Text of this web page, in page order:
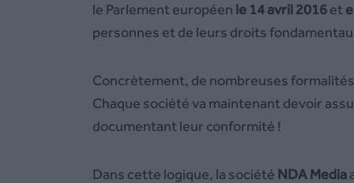
le Parlement européen le 14 avril 2016et
personnes et de leurs droits
Concrètement, de nombreuses
Chaque société va maintenant devoir
documentant leur conformité !
Dans cette logique, la société NDA Media